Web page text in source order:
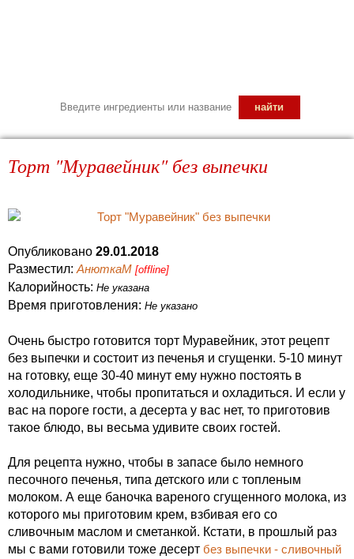
Торт "Муравейник" без выпечки
Опубликовано 29.01.2018
Разместил: АнюткаM [offline]
Калорийность: Не указана
Время приготовления: Не указано
Очень быстро готовится торт Муравейник, этот рецепт
без выпечки и состоит из печенья и сгущенки. 5-10 минут
на готовку, еще 30-40 минут ему нужно постоять в
холодильнике, чтобы пропитаться и охладиться. И если у
вас на пороге гости, а десерта у вас нет, то приготовив
такое блюдо, вы весьма удивите своих гостей.
Для рецепта нужно, чтобы в запасе было немного
песочного печенья, типа детского или с топленым
молоком. А еще баночка вареного сгущенного молока, из
которого мы приготовим крем, взбивая его со
сливочным маслом и сметанкой. Кстати, в прошлый раз
мы с вами готовили тоже десерт без выпечки - сливочный